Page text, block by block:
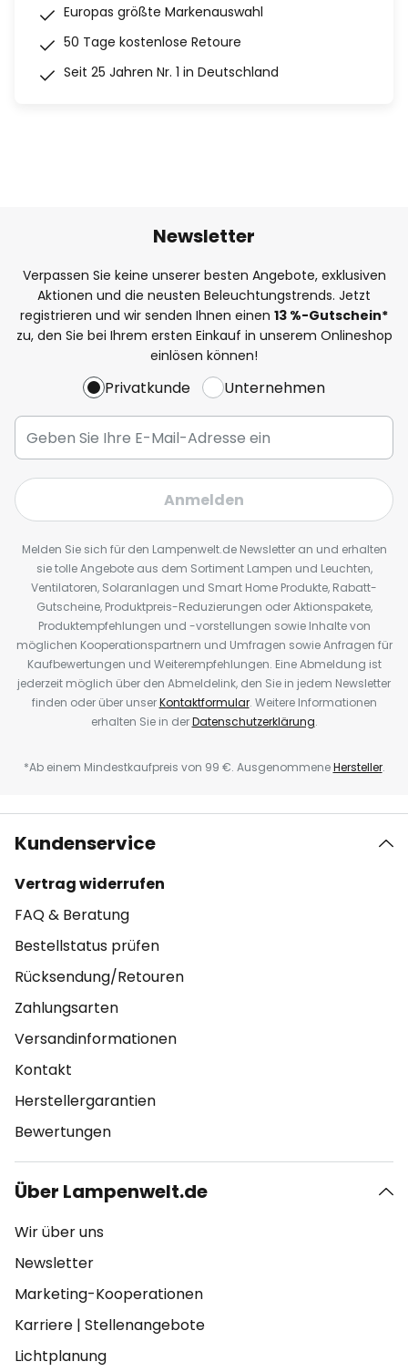
Europas größte Markenauswahl
50 Tage kostenlose Retoure
Seit 25 Jahren Nr. 1 in Deutschland
Newsletter
Verpassen Sie keine unserer besten Angebote, exklusiven
Aktionen und die neusten Beleuchtungstrends. Jetzt
registrieren und wir senden Ihnen einen 13 %-Gutschein*
zu, den Sie bei Ihrem ersten Einkauf in unserem Onlineshop
einlösen können!
Privatkunde Unternehmen
Anmelden
Melden Sie sich für den Lampenwelt.de Newsletter an und erhalten
sie tolle Angebote aus dem Sortiment Lampen und Leuchten,
Ventilatoren, Solaranlagen und Smart Home Produkte, Rabatt-
Gutscheine, Produktpreis-Reduzierungen oder Aktionspakete,
Produktempfehlungen und -vorstellungen sowie Inhalte von
möglichen Kooperationspartnern und Umfragen sowie Anfragen für
Kaufbewertungen und Weiterempfehlungen. Eine Abmeldung ist
jederzeit möglich über den Abmeldelink, den Sie in jedem Newsletter
finden oder über unserKontaktformular. Weitere Informationen
erhalten Sie in derDatenschutzerklärung.
*Ab einem Mindestkaufpreis von 99 €. AusgenommeneHersteller.
Kundenservice
Vertrag widerrufen
FAQ & Beratung
Bestellstatus prüfen
Rücksendung/Retouren
Zahlungsarten
Versandinformationen
Kontakt
Herstellergarantien
Bewertungen
Über Lampenwelt.de
Wir über uns
Newsletter
Marketing-Kooperationen
Karriere | Stellenangebote
Lichtplanung